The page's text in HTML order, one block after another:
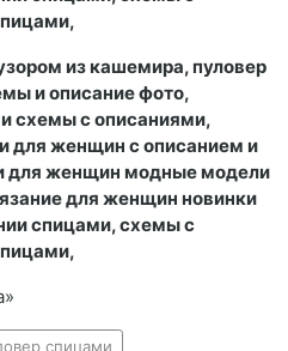
спицами